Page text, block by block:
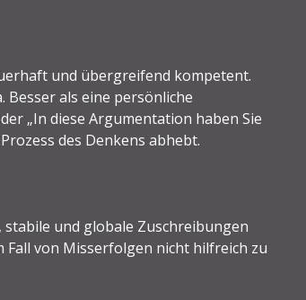
und übergreifend kompetent.
Besser als eine persönliche
„In diese Argumentation haben Sie
des Denkens abhebt.
und globale Zuschreibungen
Fall von Misserfolgen nicht hilfreich zu